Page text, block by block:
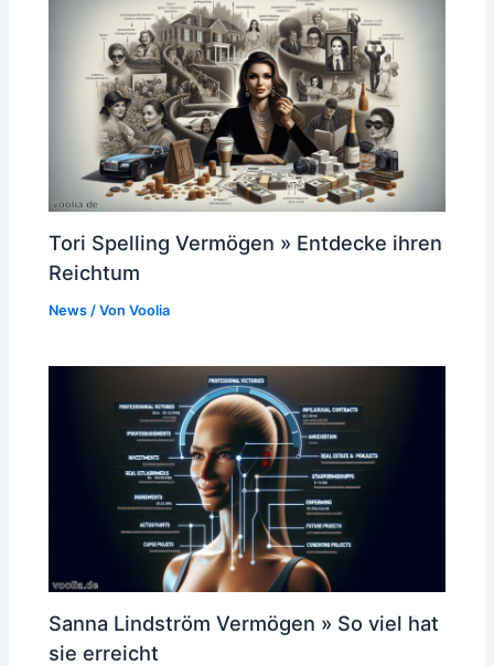
Tori Spelling Vermögen » Entdecke ihren
Reichtum
News / VonVoolia
Sanna Lindström Vermögen » So viel hat
sie erreicht